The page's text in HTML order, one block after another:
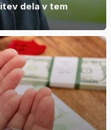
dela v tem